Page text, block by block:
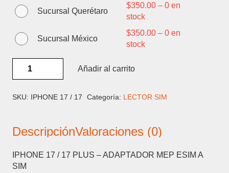
Sucursal Querétaro
$350.00– 0 en
stock
Sucursal México
$350.00– 0 en
stock
17
ADAPTADOR
ESIM
A
Añadir al carrito
SKU: IPHONE 17 / 17 Categoría: LECTOR SIM
DescripciónValoraciones (0)
IPHONE 17 / 17 PLUS – ADAPTADOR MEP ESIM A
SIM